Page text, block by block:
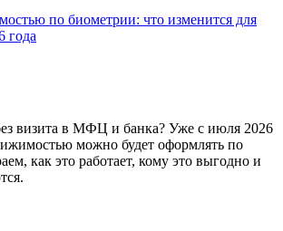
по биометрии: что изменится для
года
визита в МФЦ и банка? Уже с июля 2026
можно будет оформлять по
как это работает, кому это выгодно и